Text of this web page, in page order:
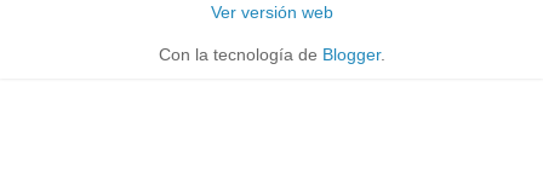
Ver versión web
Con la tecnología de Blogger.